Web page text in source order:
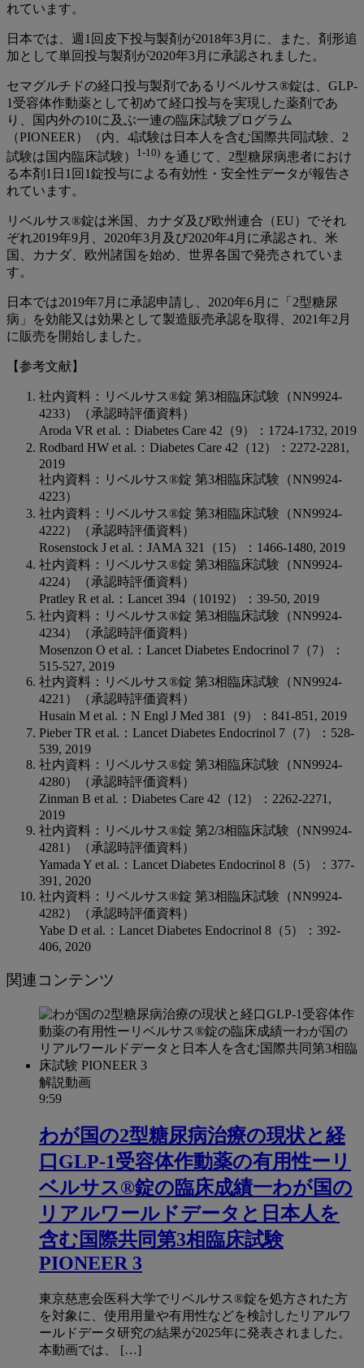
れています。
日本では、週1回皮下投与製剤が2018年3月に、また、剤形追
加として単回投与製剤が2020年3月に承認されました。
セマグルチドの経口投与製剤であるリベルサス®錠は、GLP-
1受容体作動薬として初めて経口投与を実現した薬剤であ
り、国内外の10に及ぶ一連の臨床試験プログラム
（PIONEER）（内、4試験は日本人を含む国際共同試験、2
試験は国内臨床試験）
1-10) を通じて、2型糖尿病患者におけ
る本剤1日1回1錠投与による有効性・安全性データが報告さ
れています。
リベルサス®錠は米国、カナダ及び欧州連合（EU）でそれ
ぞれ2019年9月、2020年3月及び2020年4月に承認され、米
国、カナダ、欧州諸国を始め、世界各国で発売されていま
す。
日本では2019年7月に承認申請し、2020年6月に「2型糖尿
病」を効能又は効果として製造販売承認を取得、2021年2月
に販売を開始しました。
【参考文献】
社内資料：リベルサス®錠 第3相臨床試験（NN9924-
4233）（承認時評価資料）
Aroda VR et al.：Diabetes Care 42（9）：1724-1732, 2019
Rodbard HW et al.：Diabetes Care 42（12）：2272-2281,
2019
社内資料：リベルサス®錠 第3相臨床試験（NN9924-
4223）
社内資料：リベルサス®錠 第3相臨床試験（NN9924-
4222）（承認時評価資料）
Rosenstock J et al.：JAMA 321（15）：1466-1480, 2019
社内資料：リベルサス®錠 第3相臨床試験（NN9924-
4224）（承認時評価資料）
Pratley R et al.：Lancet 394（10192）：39-50, 2019
社内資料：リベルサス®錠 第3相臨床試験（NN9924-
4234）（承認時評価資料）
Mosenzon O et al.：Lancet Diabetes Endocrinol 7（7）：
515-527, 2019
社内資料：リベルサス®錠 第3相臨床試験（NN9924-
4221）（承認時評価資料）
Husain M et al.：N Engl J Med 381（9）：841-851, 2019
Pieber TR et al.：Lancet Diabetes Endocrinol 7（7）：528-
539, 2019
社内資料：リベルサス®錠 第3相臨床試験（NN9924-
4280）（承認時評価資料）
Zinman B et al.：Diabetes Care 42（12）：2262-2271,
2019
社内資料：リベルサス®錠 第2/3相臨床試験（NN9924-
4281）（承認時評価資料）
Yamada Y et al.：Lancet Diabetes Endocrinol 8（5）：377-
391, 2020
社内資料：リベルサス®錠 第3相臨床試験（NN9924-
4282）（承認時評価資料）
Yabe D et al.：Lancet Diabetes Endocrinol 8（5）：392-
406, 2020
関連コンテンツ
解説動画
9:59
わが国の2型糖尿病治療の現状と経
口GLP-1受容体作動薬の有用性ーリ
ベルサス®錠の臨床成績一わが国の
リアルワールドデータと日本人を
含む国際共同第3相臨床試験
PIONEER 3
東京慈恵会医科大学でリベルサス®錠を処方された方
を対象に、使用用量や有用性などを検討したリアルワ
ールドデータ研究の結果が2025年に発表されました。
本動画では、 […]